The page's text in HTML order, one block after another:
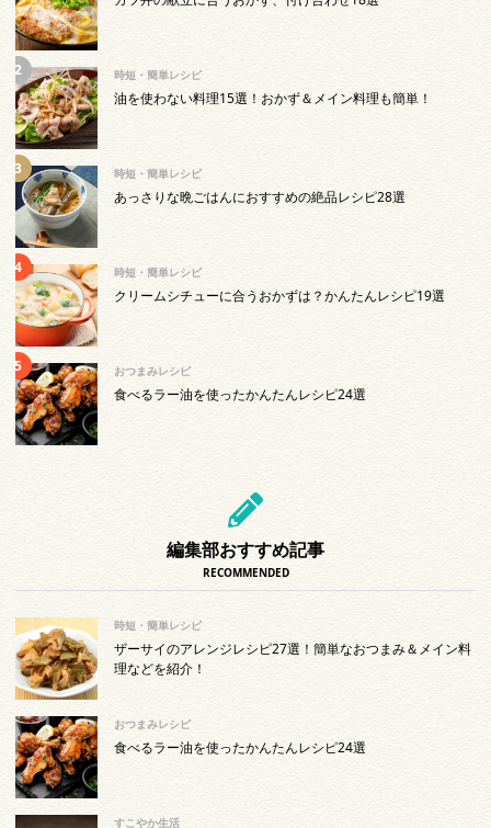
時短・簡単レシピ
油を使わない料理15選！おかず＆メイン料理も簡単！
時短・簡単レシピ
あっさりな晩ごはんにおすすめの絶品レシピ28選
時短・簡単レシピ
クリームシチューに合うおかずは？かんたんレシピ19選
おつまみレシピ
食べるラー油を使ったかんたんレシピ24選
編集部おすすめ記事
RECOMMENDED
時短・簡単レシピ
ザーサイのアレンジレシピ27選！簡単なおつまみ＆メイン料
理などを紹介！
おつまみレシピ
食べるラー油を使ったかんたんレシピ24選
すこやか生活